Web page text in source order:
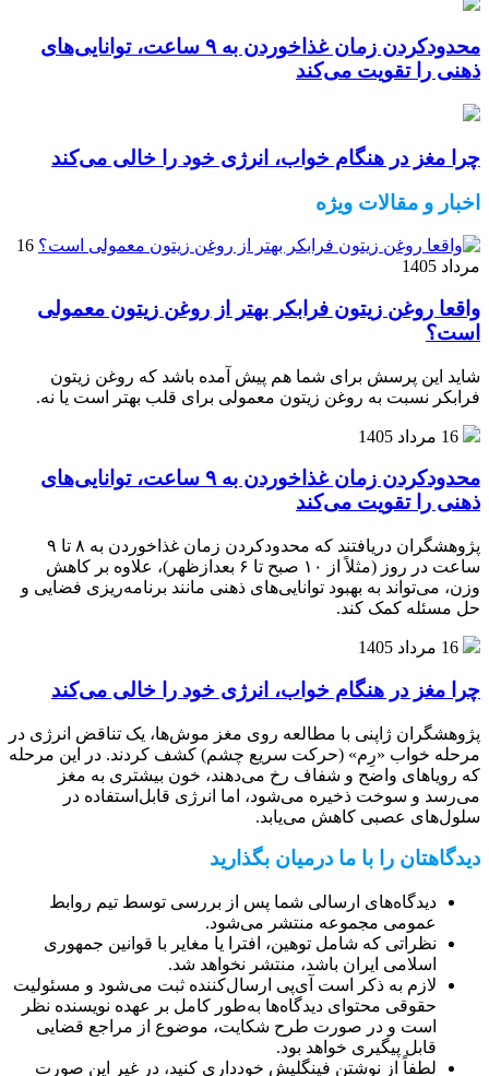
محدودکردن زمان غذاخوردن به ۹ ساعت، توانایی‌های
ذهنی را تقویت می‌کند
چرا مغز در هنگام خواب، انرژی خود را خالی می‌کند
اخبار و مقالات ویژه
16
مرداد 1405
واقعا روغن زیتون فرابکر بهتر از روغن زیتون معمولی
است؟
شاید این پرسش برای شما هم پیش آمده باشد که روغن زیتون
فرابکر نسبت به روغن زیتون معمولی برای قلب بهتر است یا نه.
16 مرداد 1405
محدودکردن زمان غذاخوردن به ۹ ساعت، توانایی‌های
ذهنی را تقویت می‌کند
پژوهشگران دریافتند که محدودکردن زمان غذاخوردن به ۸ تا ۹
ساعت در روز (مثلاً از ۱۰ صبح تا ۶ بعدازظهر)، علاوه بر کاهش
وزن، می‌تواند به بهبود توانایی‌های ذهنی مانند برنامه‌ریزی فضایی و
حل مسئله کمک کند.
16 مرداد 1405
چرا مغز در هنگام خواب، انرژی خود را خالی می‌کند
پژوهشگران ژاپنی با مطالعه روی مغز موش‌ها، یک تناقض انرژی در
مرحله خواب «رِم» (حرکت سریع چشم) کشف کردند. در این مرحله
که رویاهای واضح و شفاف رخ می‌دهند، خون بیشتری به مغز
می‌رسد و سوخت ذخیره می‌شود، اما انرژی قابل‌استفاده در
سلول‌های عصبی کاهش می‌یابد.
دیدگاهتان را با ما درمیان بگذارید
دیدگاه‌های ارسالی شما پس از بررسی توسط تیم روابط
عمومی مجموعه منتشر می‌شود.
نظراتی که شامل توهین، افترا یا مغایر با قوانین جمهوری
اسلامی ایران باشد، منتشر نخواهد شد.
لازم به ذکر است آی‌پی ارسال‌کننده ثبت می‌شود و مسئولیت
حقوقی محتوای دیدگاه‌ها به‌طور کامل بر عهده نویسنده نظر
است و در صورت طرح شکایت، موضوع از مراجع قضایی
قابل پیگیری خواهد بود.
لطفاً از نوشتن فینگلیش خودداری کنید، در غیر این صورت